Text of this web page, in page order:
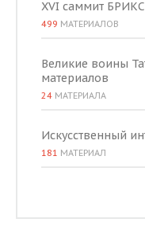
XVI саммит
499 МАТЕРИАЛОВ
Великие воины
материалов
24 МАТЕРИАЛА
Искусственный
181 МАТЕРИАЛ